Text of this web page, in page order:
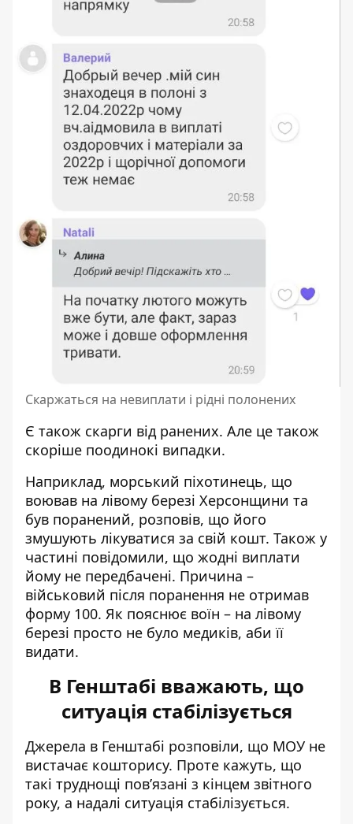
Скаржаться на невиплати і рідні полонених
Є також скарги від ранених. Але це також
скоріше поодинокі випадки.
Наприклад, морський піхотинець, що
воював на лівому березі Херсонщини та
був поранений, розповів, що його
змушують лікуватися за свій кошт. Також у
частині повідомили, що жодні виплати
йому не передбачені. Причина –
військовий після поранення не отримав
форму 100. Як пояснює воїн – на лівому
березі просто не було медиків, аби її
видати.
В Генштабі вважають, що
ситуація стабілізується
Джерела в Генштабі розповіли, що МОУ не
вистачає кошторису. Проте кажуть, що
такі труднощі пов’язані з кінцем звітного
року, а надалі ситуація стабілізується.